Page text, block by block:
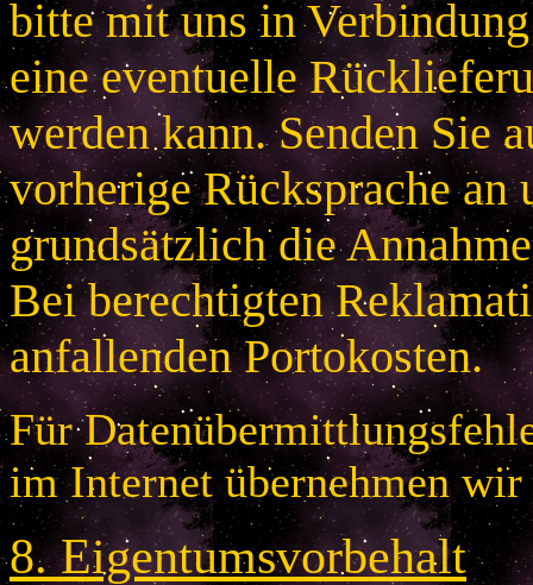
bitte mit uns in
eine eventuelle
werden kann. Senden Sie
vorherige Rücksprache
grundsätzlich die
Bei berechtigten
anfallenden Portokosten.
Für
im Internet übernehmen
8.Eigentumsvorbehalt